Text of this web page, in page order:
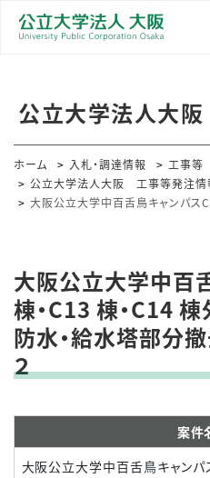
公立大学法人大
ホーム 入札・調達情報
工事等
公立大学法人大阪 工事等発注情
大阪公立大学中百舌鳥キャンパス
大阪公立大学中百
棟・C13 棟・C14
防水・給水塔部分
２
案件
大阪公立大学中百舌鳥キャンパ